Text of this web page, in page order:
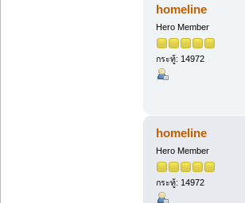
homeline
Hero Member
กระทู้: 14972
homeline
Hero Member
กระทู้: 14972